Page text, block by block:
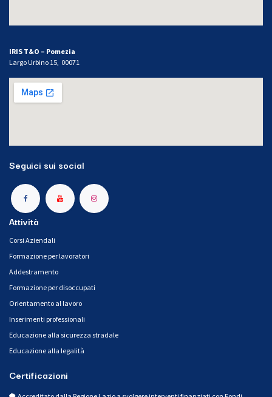
IRIS T&O – Pomezia
Largo Urbino 15, 00071
Seguici sui social
Attività
Corsi Aziendali
Formazione per lavoratori
Addestramento
Formazione per disoccupati
Orientamento al lavoro
Inserimenti professionali
Educazione alla sicurezza stradale
Educazione alla legalità
Certificazioni